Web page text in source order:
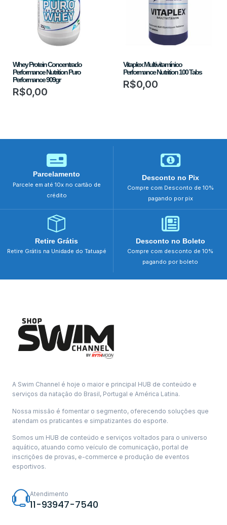
Whey Protein Concentrado
Performance Nutrition Puro
Performance 909gr
R$0,00
Vitaplex Multivitamínico
Performance Nutrition 100 Tabs
R$0,00
Parcelamento
Parcele em até 10x no cartão de
crédito
Desconto no Pix
Compre com Desconto de 10%
pagando por pix
Retire Grátis
Retire Grátis na Unidade do Tatuapé
Desconto no Boleto
Compre com desconto de 10%
pagando por boleto
A Swim Channel é hoje o maior e principal HUB de conteúdo e
serviços da natação do Brasil, Portugal e América Latina.
Nossa missão é fomentar o segmento, oferecendo soluções que
atendam os praticantes e simpatizantes do esporte.
Somos um HUB de conteúdo e serviços voltados para o universo
aquático, atuando como veículo de comunicação, portal de
inscrições de provas, e-commerce e produção de eventos
esportivos.
Atendimento
11-93947-7540